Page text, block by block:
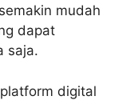
mudah
dapat
saja.
digital